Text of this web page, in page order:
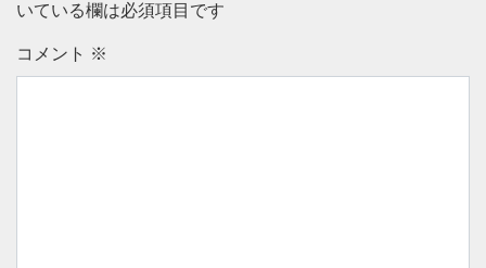
いている欄は必須項目です
コメント ※